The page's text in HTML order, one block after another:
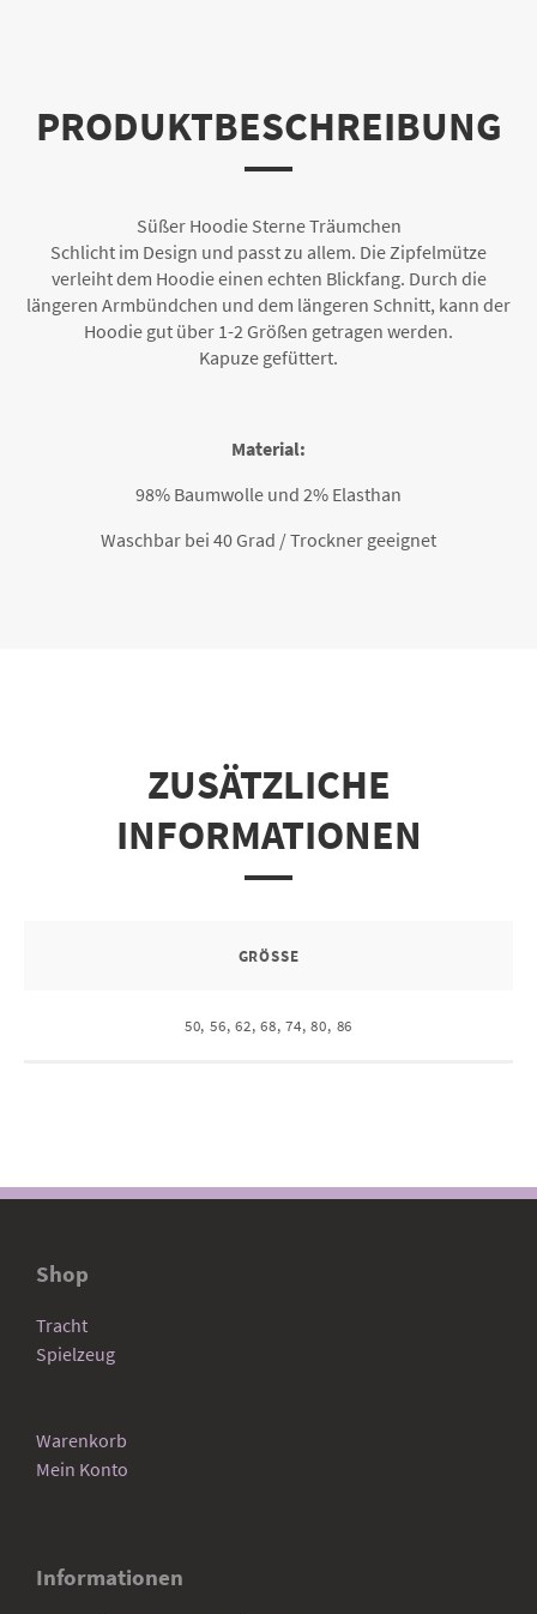
PRODUKTBESCHREIBUNG
Süßer Hoodie Sterne Träumchen
Schlicht im Design und passt zu allem. Die Zipfelmütze
verleiht dem Hoodie einen echten Blickfang. Durch die
längeren Armbündchen und dem längeren Schnitt, kann der
Hoodie gut über 1-2 Größen getragen werden.
Kapuze gefüttert.
Material:
98% Baumwolle und 2% Elasthan
Waschbar bei 40 Grad / Trockner geeignet
ZUSÄTZLICHE
INFORMATIONEN
GRÖSSE
50, 56, 62, 68, 74, 80, 86
Shop
Tracht
Spielzeug
Warenkorb
Mein Konto
Informationen